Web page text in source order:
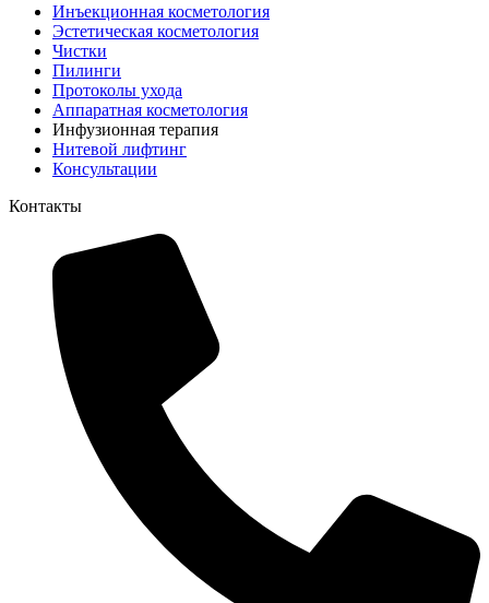
Инъекционная косметология
Эстетическая косметология
Чистки
Пилинги
Протоколы ухода
Аппаратная косметология
Инфузионная терапия
Нитевой лифтинг
Консультации
Контакты